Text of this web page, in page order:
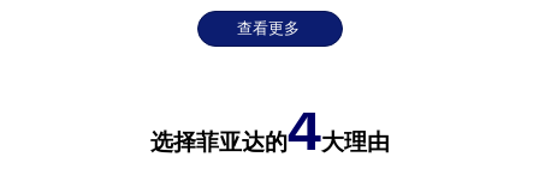
查看更多
选择菲亚达的4大理由